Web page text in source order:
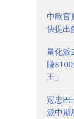
中歐官
快提出
量化派
賺
王」
冠忠巴
派中期